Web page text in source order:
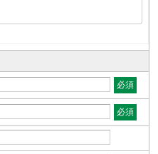
必須
必須